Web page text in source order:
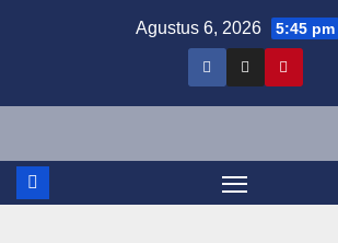
Agustus 6, 2026 5:45 pm